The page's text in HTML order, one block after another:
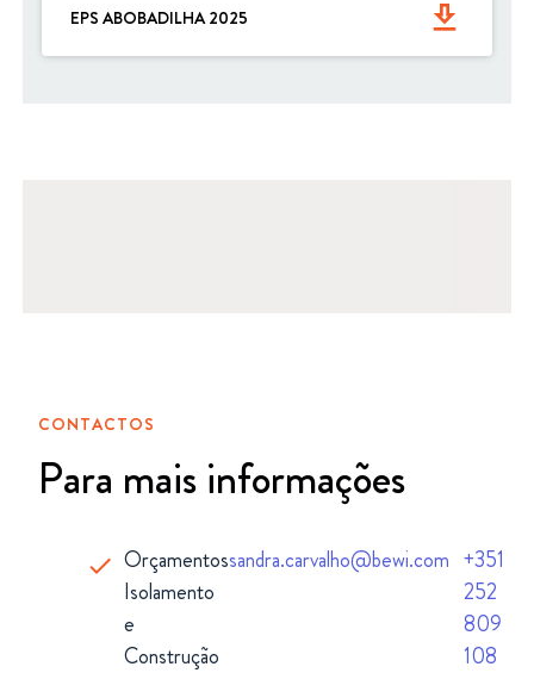
EPS ABOBADILHA 2025 get_app
CONTACTOS
Para mais informações
Orçamentos
Isolamento
e
Construção
sandra.carvalho@bewi.com +351
252
809
108